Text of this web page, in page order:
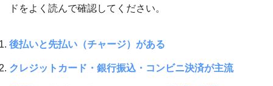
ドをよく読んで確認してください。
後払いと先払い（チャージ）がある
クレジットカード・銀行振込・コンビニ決済が主流